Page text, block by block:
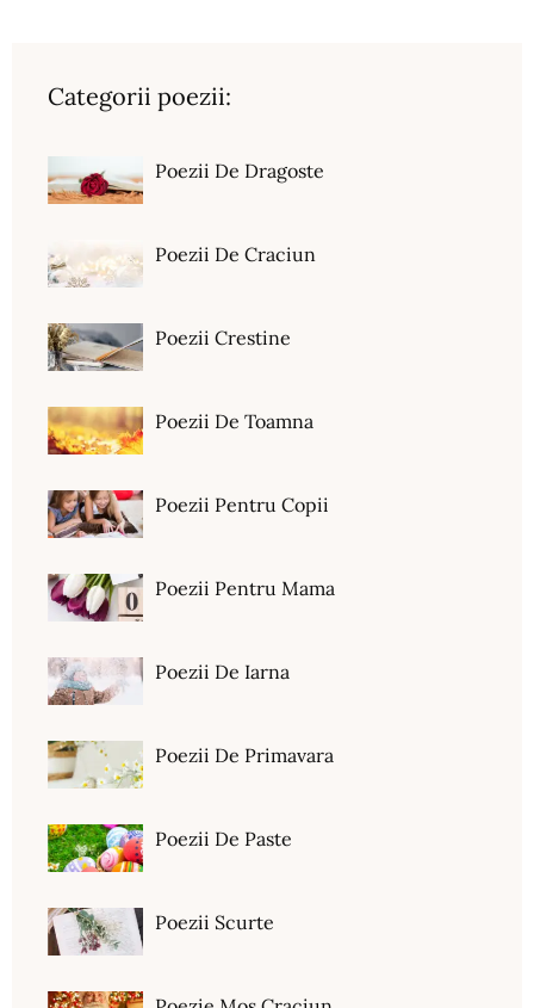
Categorii poezii:
Poezii De Dragoste
Poezii De Craciun
Poezii Crestine
Poezii De Toamna
Poezii Pentru Copii
Poezii Pentru Mama
Poezii De Iarna
Poezii De Primavara
Poezii De Paste
Poezii Scurte